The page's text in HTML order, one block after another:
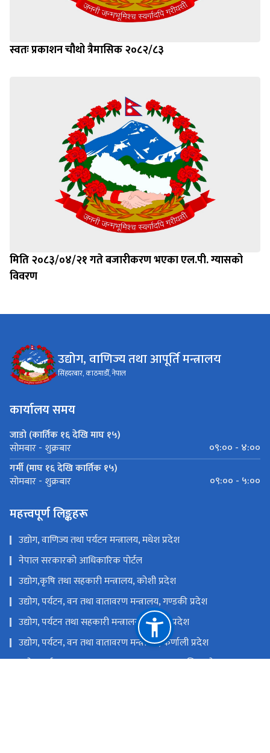
स्वतः प्रकाशन चौथो त्रैमासिक २०८२/८३
मिति २०८३/०४/२१ गते बजारीकरण भएका एल.पी. ग्यासको
विवरण
उद्योग, वाणिज्य तथा आपूर्ति मन्त्रालय
सिंहदरबार, काठमाडौँ, नेपाल
कार्यालय समय
जाडो (कार्तिक १६ देखि माघ १५)
सोमबार - शुक्रबार
०९:०० - ४:००
गर्मी (माघ १६ देखि कार्तिक १५)
सोमबार - शुक्रबार ०९:०० - ५:००
महत्त्वपूर्ण लिङ्कहरू
उद्योग, वाणिज्य तथा पर्यटन मन्त्रालय, मधेश प्रदेश
नेपाल सरकारको आधिकारिक पोर्टल
उद्योग,कृषि तथा सहकारी मन्त्रालय, कोशी प्रदेश
उद्योग, पर्यटन, वन तथा वातावरण मन्त्रालय, गण्डकी प्रदेश
उद्योग, पर्यटन तथा सहकारी मन्त्रालय, लुम्बिनी प्रदेश
उद्योग, पर्यटन, वन तथा वातावरण मन्त्रालय, कर्णाली प्रदेश
उद्योग, पर्यटन, वन तथा वातावरण मन्त्रालय, सुदुर पश्चिम प्रदेश